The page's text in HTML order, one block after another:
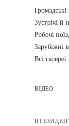
Громадські
Зустрічі й
Робочі
Зарубіжні
Всі галереї
ВІДЕО